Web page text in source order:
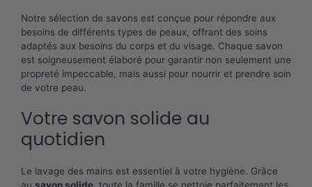
Notre sélection de savons est conçue pour répondre aux
besoins de différents types de peaux, offrant des soins
adaptés aux besoins du corps et du visage. Chaque savon
est soigneusement élaboré pour garantir non seulement une
propreté impeccable, mais aussi pour nourrir et prendre soin
de votre peau.
Votre savon solide au
quotidien
Le lavage des mains est essentiel à votre hygiène. Grâce